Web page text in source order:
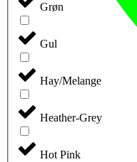
Grøn
Gul
Hay/Melange
Heather-Grey
Hot Pink